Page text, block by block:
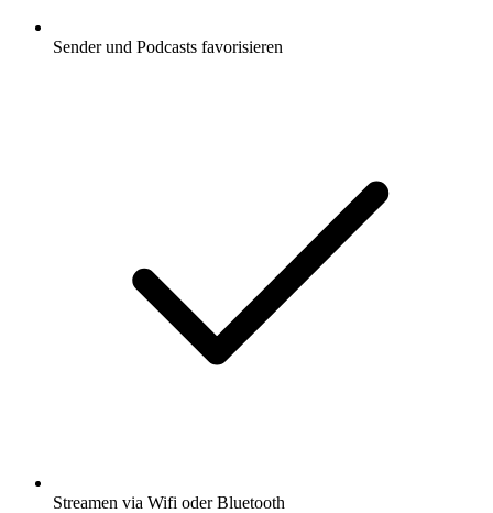
Sender und Podcasts favorisieren
Streamen via Wifi oder Bluetooth